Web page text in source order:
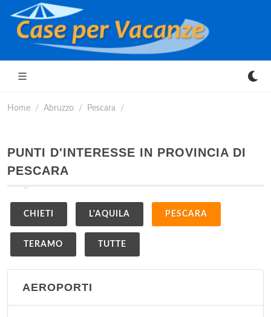
Home Abruzzo Pescara
PUNTI D'INTERESSE IN PROVINCIA DI
PESCARA
CHIETI L'AQUILA PESCARA
TERAMO TUTTE
AEROPORTI